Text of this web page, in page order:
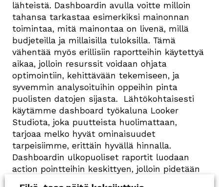
lähteistä. Dashboardin avulla voitte milloin
tahansa tarkastaa esimerkiksi mainonnan
toimintaa, mitä mainontaa on livenä, millä
budjeteilla ja millaisilla tuloksilla. Tämä
vähentää myös erillisiin raportteihin käytettyä
aikaa, jolloin resurssit voidaan ohjata
optimointiin, kehittävään tekemiseen, ja
syvemmin analysoituihin oppeihin pinta
puolisten datojen sijasta. Lähtökohtaisesti
käytämme dashboard työkaluna Looker
Studiota, joka puutteista huolimattaan,
tarjoaa melko hyvät ominaisuudet
tarpeisiimme, erittäin hyvällä hinnalla.
Dashboardin ulkopuoliset raportit luodaan
action pointteihin keskittyen, jolloin pidetään